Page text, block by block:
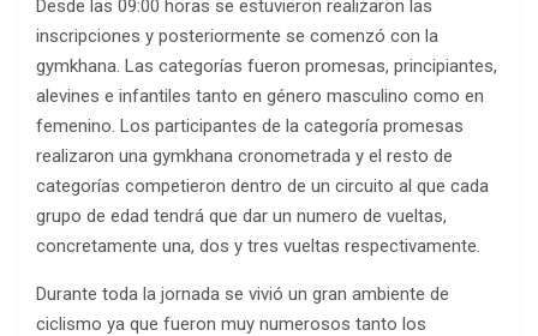
Desde las 09:00 horas se estuvieron realizaron las
inscripciones y posteriormente se comenzó con la
gymkhana. Las categorías fueron promesas, principiantes,
alevines e infantiles tanto en género masculino como en
femenino. Los participantes de la categoría promesas
realizaron una gymkhana cronometrada y el resto de
categorías competieron dentro de un circuito al que cada
grupo de edad tendrá que dar un numero de vueltas,
concretamente una, dos y tres vueltas respectivamente.
Durante toda la jornada se vivió un gran ambiente de
ciclismo ya que fueron muy numerosos tanto los